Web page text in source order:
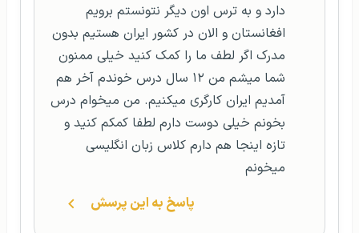
دارد و به ترس اون دیگر نتونستم برویم
افغانستان و الان در کشور ایران هستیم بدون
مدرک اگر لطف ما را کمک کنید خیلی ممنون
شما میشم من ۱۲ سال درس خوندم آخر هم
آمدیم ایران کارگری میکنیم. من میخوام درس
بخونم خیلی دوست دارم لطفا کمکم کنید و
تازه اینجا هم دارم کلاس زبان انگلیسی
میخونم
پاسخ به این پرسش